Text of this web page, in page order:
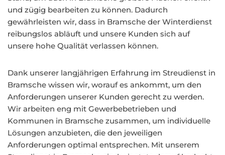
und zügig bearbeiten zu können. Dadurch
gewährleisten wir, dass in Bramsche der Winterdienst
reibungslos abläuft und unsere Kunden sich auf
unsere hohe Qualität verlassen können.
Dank unserer langjährigen Erfahrung im Streudienst in
Bramsche wissen wir, worauf es ankommt, um den
Anforderungen unserer Kunden gerecht zu werden.
Wir arbeiten eng mit Gewerbebetrieben und
Kommunen in Bramsche zusammen, um individuelle
Lösungen anzubieten, die den jeweiligen
Anforderungen optimal entsprechen. Mit unserem